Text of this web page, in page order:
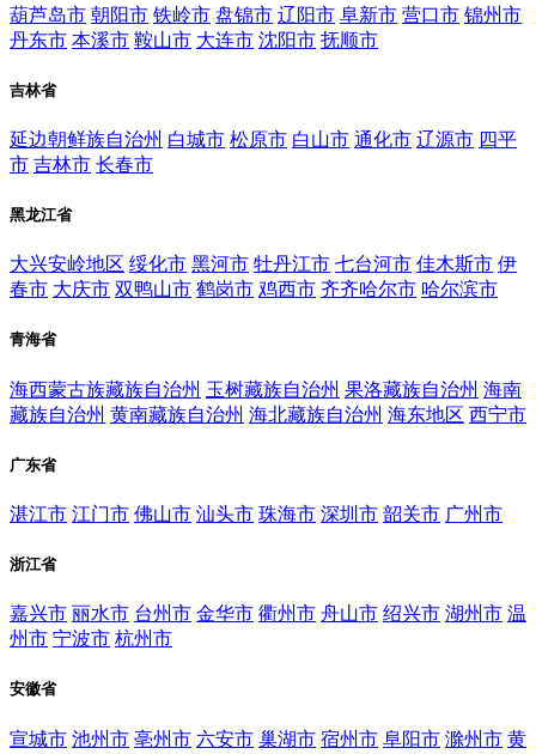
葫芦岛市 朝阳市 铁岭市 盘锦市 辽阳市 阜新市 营口市 锦州市
丹东市 本溪市 鞍山市 大连市 沈阳市 抚顺市
吉林省
延边朝鲜族自治州 白城市 松原市 白山市 通化市 辽源市 四平
市 吉林市 长春市
黑龙江省
大兴安岭地区 绥化市 黑河市 牡丹江市 七台河市 佳木斯市 伊
春市 大庆市 双鸭山市 鹤岗市 鸡西市 齐齐哈尔市 哈尔滨市
青海省
海西蒙古族藏族自治州 玉树藏族自治州 果洛藏族自治州 海南
藏族自治州 黄南藏族自治州 海北藏族自治州 海东地区 西宁市
广东省
湛江市 江门市 佛山市 汕头市 珠海市 深圳市 韶关市 广州市
浙江省
嘉兴市 丽水市 台州市 金华市 衢州市 舟山市 绍兴市 湖州市 温
州市 宁波市 杭州市
安徽省
宣城市 池州市 亳州市 六安市 巢湖市 宿州市 阜阳市 滁州市 黄